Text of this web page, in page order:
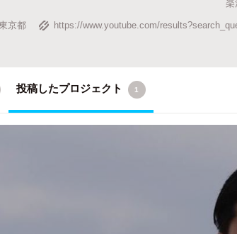
京都
https://www.youtube.com/
投稿したプロジェクト 1